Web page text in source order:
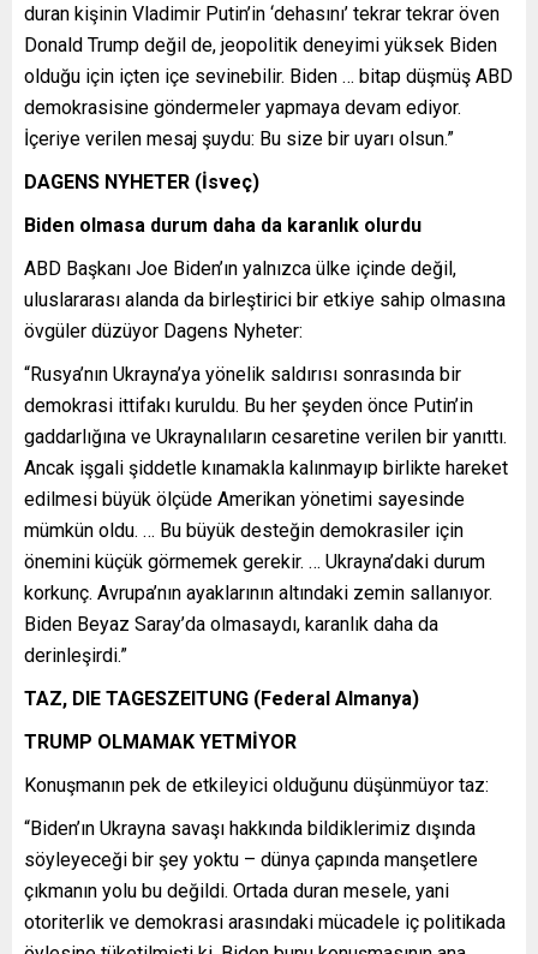
duran kişinin Vladimir Putin’in ‘dehasını’ tekrar tekrar öven
Donald Trump değil de, jeopolitik deneyimi yüksek Biden
olduğu için içten içe sevinebilir. Biden … bitap düşmüş ABD
demokrasisine göndermeler yapmaya devam ediyor.
İçeriye verilen mesaj şuydu: Bu size bir uyarı olsun.”
DAGENS NYHETER (İsveç)
Biden olmasa durum daha da karanlık olurdu
ABD Başkanı Joe Biden’ın yalnızca ülke içinde değil,
uluslararası alanda da birleştirici bir etkiye sahip olmasına
övgüler düzüyor Dagens Nyheter:
“Rusya’nın Ukrayna’ya yönelik saldırısı sonrasında bir
demokrasi ittifakı kuruldu. Bu her şeyden önce Putin’in
gaddarlığına ve Ukraynalıların cesaretine verilen bir yanıttı.
Ancak işgali şiddetle kınamakla kalınmayıp birlikte hareket
edilmesi büyük ölçüde Amerikan yönetimi sayesinde
mümkün oldu. … Bu büyük desteğin demokrasiler için
önemini küçük görmemek gerekir. … Ukrayna’daki durum
korkunç. Avrupa’nın ayaklarının altındaki zemin sallanıyor.
Biden Beyaz Saray’da olmasaydı, karanlık daha da
derinleşirdi.”
TAZ, DIE TAGESZEITUNG (Federal Almanya)
TRUMP OLMAMAK YETMİYOR
Konuşmanın pek de etkileyici olduğunu düşünmüyor taz:
“Biden’ın Ukrayna savaşı hakkında bildiklerimiz dışında
söyleyeceği bir şey yoktu – dünya çapında manşetlere
çıkmanın yolu bu değildi. Ortada duran mesele, yani
otoriterlik ve demokrasi arasındaki mücadele iç politikada